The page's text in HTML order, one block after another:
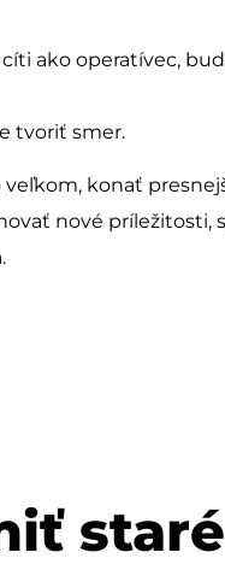
ako operatívec,
tvoriť smer.
konať
nové príležitosti,
staré